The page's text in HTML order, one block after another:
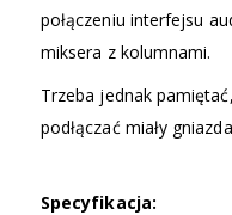
połączeniu interfejsu
miksera z kolumnami.
Trzeba jednak
podłączać miały
Specyfikacja: